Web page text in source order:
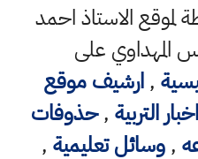
الاستاذ احمد
المهداوي على
,ارشيف موقع
اخبار التربية ,حذوفات
,وسائل تعليمية ,